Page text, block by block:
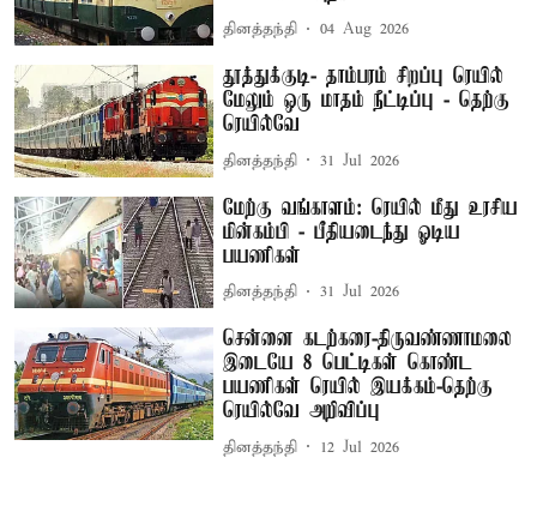
தினத்தந்தி 04 Aug 2026
தூத்துக்குடி- தாம்பரம் சிறப்பு ரெயில்
மேலும் ஒரு மாதம் நீட்டிப்பு - தெற்கு
ரெயில்வே
தினத்தந்தி 31 Jul 2026
மேற்கு வங்காளம்: ரெயில் மீது உரசிய
மின்கம்பி - பீதியடைந்து ஓடிய
பயணிகள்
தினத்தந்தி 31 Jul 2026
சென்னை கடற்கரை-திருவண்ணாமலை
இடையே 8 பெட்டிகள் கொண்ட
பயணிகள் ரெயில் இயக்கம்-தெற்கு
ரெயில்வே அறிவிப்பு
தினத்தந்தி 12 Jul 2026